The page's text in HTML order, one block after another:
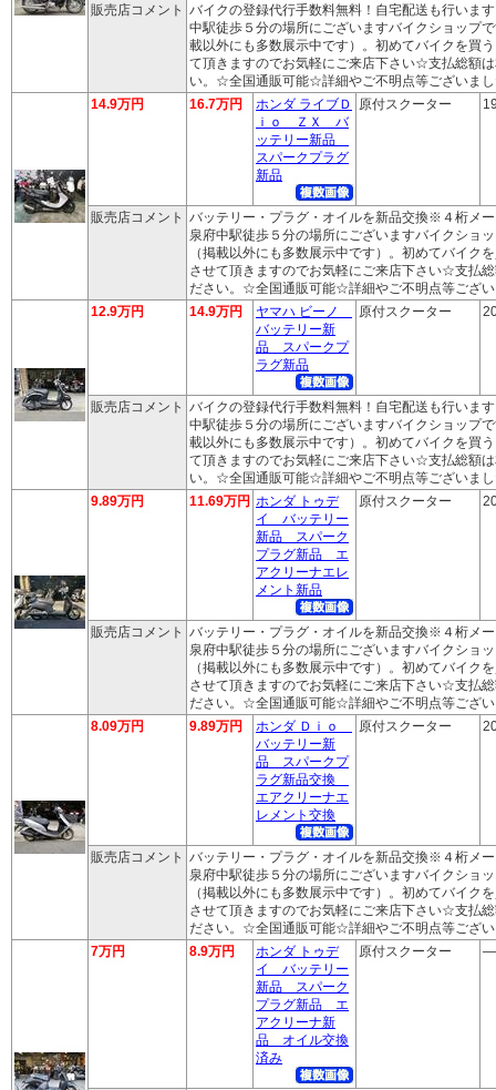
販売店コメント バイクの登録代行手数料無料！自宅配送も行いま
中駅徒歩５分の場所にございますバイクショップ
載以外にも多数展示中です）。初めてバイクを買
て頂きますのでお気軽にご来店下さい☆支払総額
い。☆全国通販可能☆詳細やご不明点等ございま
14.9万円
16.7万円
ホンダ ライブＤ
ｉｏ ＺＸ バ
ッテリー新品
スパークプラグ
新品
原付スクーター
販売店コメント バッテリー・プラグ・オイルを新品交換※４桁メ
泉府中駅徒歩５分の場所にございますバイクショ
（掲載以外にも多数展示中です）。初めてバイク
させて頂きますのでお気軽にご来店下さい☆支払
ださい。☆全国通販可能☆詳細やご不明点等ござ
12.9万円
14.9万円
ヤマハ ビーノ
バッテリー新
品 スパークプ
ラグ新品
原付スクーター
販売店コメント バイクの登録代行手数料無料！自宅配送も行いま
中駅徒歩５分の場所にございますバイクショップ
載以外にも多数展示中です）。初めてバイクを買
て頂きますのでお気軽にご来店下さい☆支払総額
い。☆全国通販可能☆詳細やご不明点等ございま
9.89万円
11.69万円 ホンダ トゥデ
イ バッテリー
新品 スパーク
プラグ新品 エ
アクリーナエレ
メント新品
原付スクーター
販売店コメント バッテリー・プラグ・オイルを新品交換※４桁メ
泉府中駅徒歩５分の場所にございますバイクショ
（掲載以外にも多数展示中です）。初めてバイク
させて頂きますのでお気軽にご来店下さい☆支払
ださい。☆全国通販可能☆詳細やご不明点等ござ
8.09万円
9.89万円
ホンダ Ｄｉｏ
バッテリー新
品 スパークプ
ラグ新品交換
エアクリーナエ
レメント交換
原付スクーター
販売店コメント バッテリー・プラグ・オイルを新品交換※４桁メ
泉府中駅徒歩５分の場所にございますバイクショ
（掲載以外にも多数展示中です）。初めてバイク
させて頂きますのでお気軽にご来店下さい☆支払
ださい。☆全国通販可能☆詳細やご不明点等ござ
7万円
8.9万円
ホンダ トゥデ
イ バッテリー
新品 スパーク
プラグ新品 エ
アクリーナ新
品 オイル交換
済み
原付スクーター ―